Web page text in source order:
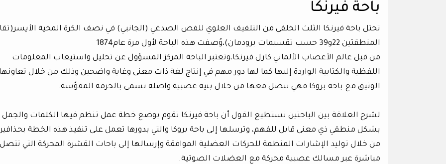
باحة فيرنكا
تحتل باحة فيرنكا الثلث الخلفي من التلفيف العلوي للفص الصدغي (الجانبي) في نصف الكرة المخية
المنطقتين 22و39 حسب تقسيمات برودمان)،وُصفت هذه الباحة لأول مرة عام1874
من قبل عالم الأعصاب الألماني كارل فيرنكا،وتعتبر الباحة المركز المسؤول عن تحليل واستيعاب المعلومات
اللفظية والكتابية الواردة إليها كما لها دور مهم في إنتاج لغة ذات معنى وغاية واضحين وذلك من خلال
الوثيق مع باحة بروكا فهي تتصل معها من خلال بنية عصبية واصلة تسمى بالحزمة المقوّسة.
لشرح العلاقة بين الباحتين نستطيع القول أن باحة فيرنكا تقوم بوضع خطة عمل تنظم فيها الكلمات والجمل
بشكل منطقي ذي معنى قابل للفهم، وترسلها إلى باحة بروكا والتي بدورها تعمل على تنفيذ هذه الخطة
من خلال توليد الإشارات المنظمة للحركات العضلية الموافقة وإرسالها إلى باحات القشرة المحركة التي تتصل
مباشرة عبر مسالك عصبية محركة مع العضلات الصوتية.